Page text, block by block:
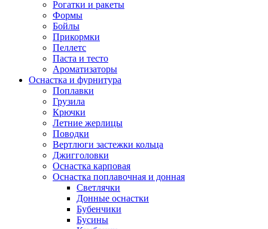
Рогатки и ракеты
Формы
Бойлы
Прикормки
Пеллетс
Паста и тесто
Ароматизаторы
Оснастка и фурнитура
Поплавки
Грузила
Крючки
Летние жерлицы
Поводки
Вертлюги застежки кольца
Джигголовки
Оснастка карповая
Оснастка поплавочная и донная
Светлячки
Донные оснастки
Бубенчики
Бусины